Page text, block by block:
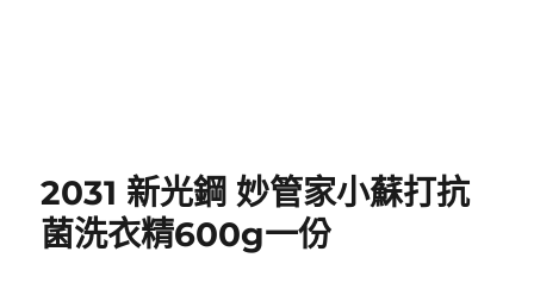
2031 新光鋼 妙管家小蘇打抗
菌洗衣精600g一份